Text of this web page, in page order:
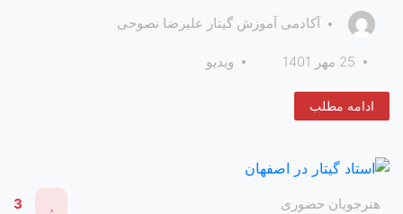
آکادمی آموزش گیتار علیرضا نصوحی
25 مهر 1401 ویدیو
ادامه مطلب
هنرجویان حضوری 3